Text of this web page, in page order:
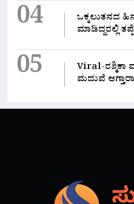
04
ಒಕ್ಕಲುತನದ
ಮಾಡಿದ್ದರಲ್ಲಿ‌
05
Viral-
ಮದುವೆ